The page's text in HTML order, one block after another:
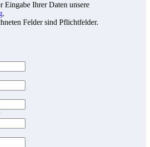
Eingabe Ihrer Daten unsere
.
Felder sind Pflichtfelder.